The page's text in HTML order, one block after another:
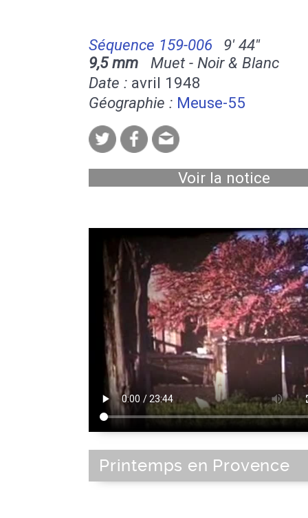
Séquence 159-006
9' 44''
9,5 mm Muet - Noir & Blanc
Date : avril 1948
Géographie : Meuse-55
Voir la notice
Printemps en Provence